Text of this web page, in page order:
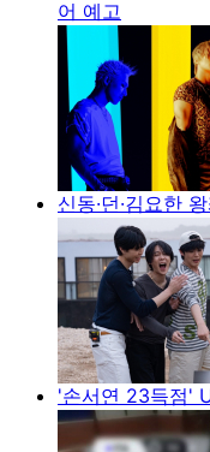
어 예고
신동·던·김요한
'손서연 23득점'